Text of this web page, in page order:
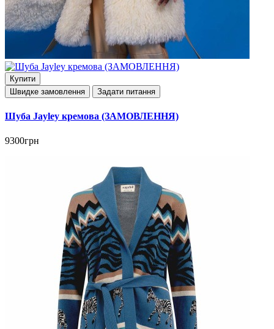
Купити
Швидке замовлення
Задати питання
Шуба Jayley кремова (ЗАМОВЛЕННЯ)
9300грн